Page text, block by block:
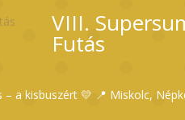
VIII.
Futás
– a kisbuszért 💛 📍 Miskolc,